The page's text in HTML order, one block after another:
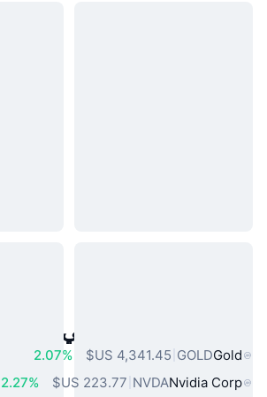
أصول العالم الحقيقي الشائعة
Gold
GOLD
2.07%
Nvidia Corp
NVDA
2.27%